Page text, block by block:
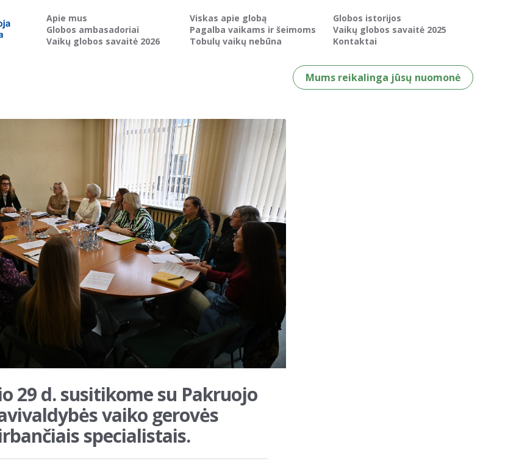
Apie mus Viskas apie globą
Globos istorijos
Globos ambasadoriai
Pagalba vaikams ir šeimoms
Vaikų globos savaitė 2025
Vaikų globos savaitė 2026
Tobulų vaikų nebūna Kontaktai
Mums reikalinga jūsų nuomonė
29 d. susitikome su Pakruojo
vaiko gerovės
specialistais.